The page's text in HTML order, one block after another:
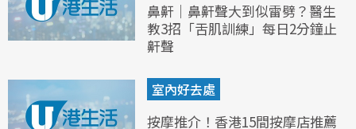
鼻鼾｜鼻鼾聲大到似雷劈？醫生
教3招「舌肌訓練」每日2分鐘止
鼾聲
室內好去處
按摩推介！香港15間按摩店推薦